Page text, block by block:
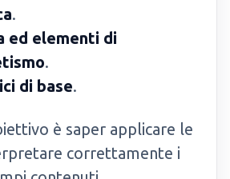
.
ed elementi di
.
di base.
è saper applicare le
correttamente i